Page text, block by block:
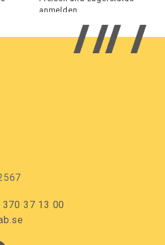
anmelden.
37 13 00